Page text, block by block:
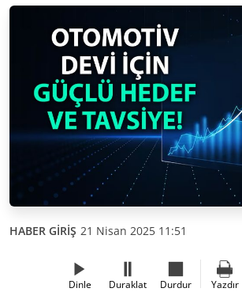
HABER GİRİŞ 21 Nisan 2025 11:51
Dinle Duraklat Durdur Yazdır